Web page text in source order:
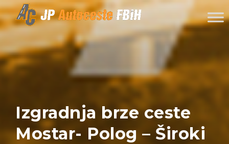
Skip to content
Izgradnja brze ceste
Mostar- Polog – Široki